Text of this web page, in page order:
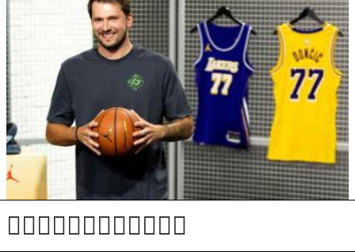
V Los Angelesu se učijo slovensko, video dosegel tudi